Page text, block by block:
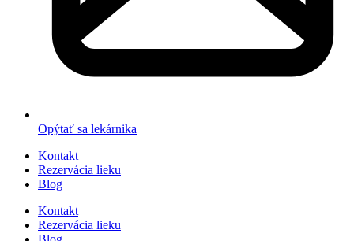
Opýtať sa lekárnika
Kontakt
Rezervácia lieku
Blog
Kontakt
Rezervácia lieku